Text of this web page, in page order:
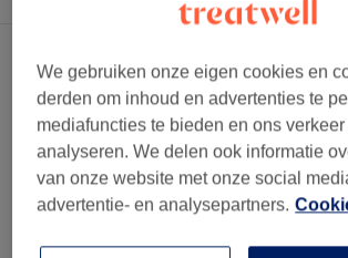
We gebruiken onze eigen cookies en
derden om inhoud en advertenties te
mediafuncties te bieden en ons verkeer
analyseren. We delen ook informatie
van onze website met onze social
advertentie- en analysepartners.